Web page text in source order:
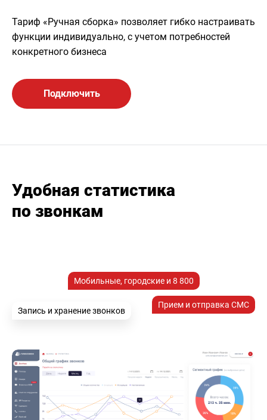
Тариф «Ручная сборка» позволяет гибко настраивать
функции индивидуально, с учетом потребностей
конкретного бизнеса
Подключить
Удобная статистика
по звонкам
Мобильные, городские и 8 800
Прием и отправка СМС
Запись и хранение звонков